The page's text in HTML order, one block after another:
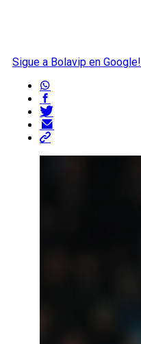
Sigue a Bolavip en Google!